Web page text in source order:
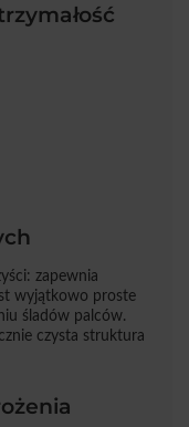
zapewnia
wyjątkowo proste
śladów palców.
czysta struktura